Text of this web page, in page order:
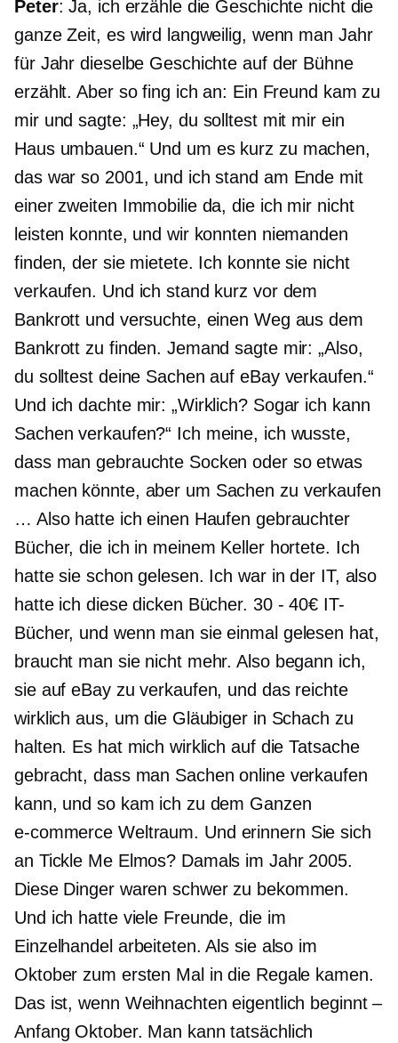
Peter: Ja, ich erzähle die Geschichte nicht die
ganze Zeit, es wird langweilig, wenn man Jahr
für Jahr dieselbe Geschichte auf der Bühne
erzählt. Aber so fing ich an: Ein Freund kam zu
mir und sagte: „Hey, du solltest mit mir ein
Haus umbauen.“ Und um es kurz zu machen,
das war so 2001, und ich stand am Ende mit
einer zweiten Immobilie da, die ich mir nicht
leisten konnte, und wir konnten niemanden
finden, der sie mietete. Ich konnte sie nicht
verkaufen. Und ich stand kurz vor dem
Bankrott und versuchte, einen Weg aus dem
Bankrott zu finden. Jemand sagte mir: „Also,
du solltest deine Sachen auf eBay verkaufen.“
Und ich dachte mir: „Wirklich? Sogar ich kann
Sachen verkaufen?“ Ich meine, ich wusste,
dass man gebrauchte Socken oder so etwas
machen könnte, aber um Sachen zu verkaufen
… Also hatte ich einen Haufen gebrauchter
Bücher, die ich in meinem Keller hortete. Ich
hatte sie schon gelesen. Ich war in der IT, also
hatte ich diese dicken Bücher. 30 - 40€ IT-
Bücher, und wenn man sie einmal gelesen hat,
braucht man sie nicht mehr. Also begann ich,
sie auf eBay zu verkaufen, und das reichte
wirklich aus, um die Gläubiger in Schach zu
halten. Es hat mich wirklich auf die Tatsache
gebracht, dass man Sachen online verkaufen
kann, und so kam ich zu dem Ganzen
e-commerce Weltraum. Und erinnern Sie sich
an Tickle Me Elmos? Damals im Jahr 2005.
Diese Dinger waren schwer zu bekommen.
Und ich hatte viele Freunde, die im
Einzelhandel arbeiteten. Als sie also im
Oktober zum ersten Mal in die Regale kamen.
Das ist, wenn Weihnachten eigentlich beginnt –
Anfang Oktober. Man kann tatsächlich